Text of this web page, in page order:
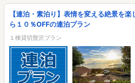
【連泊・素泊り】表情を変える絶景を
ら１０％OFFの連泊プラン
１棟貸切贅沢プラン